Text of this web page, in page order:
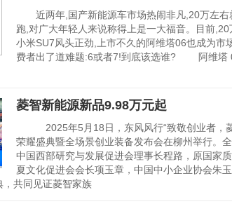
近两年,国产新能源车市场热闹非凡,20万左右
跑,对广大年轻人来说称得上是一大福音。目前,20
小米SU7风头正劲,上市不久的阿维塔06也成为市
费者出了道难题:6或者7!到底该选谁? 阿维塔
菱智新能源新品9.98万元起
2025年5月18日，东风风行“致敬创业者，菱
荣耀盛典暨全场景创业装备发布会在柳州举行。全
中国西部研究与发展促进会理事长程路，原国家
夏文化促进会会长项玉章，中国中小企业协会朱
共同见证菱智家族